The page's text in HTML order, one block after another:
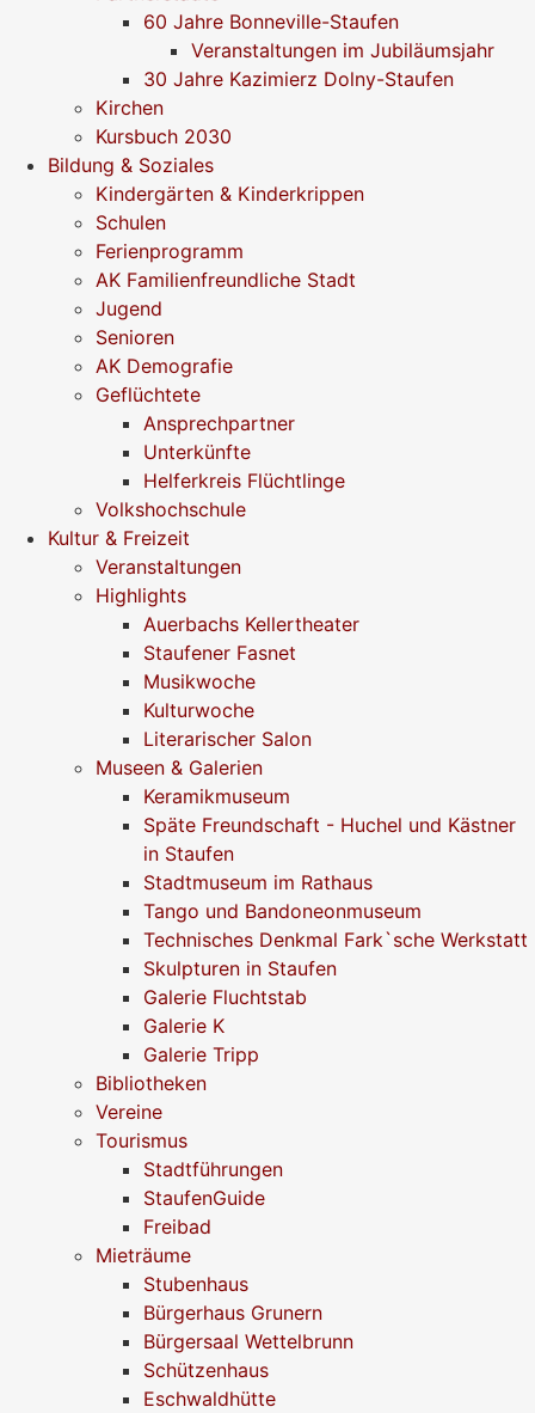
60 Jahre Bonneville-Staufen
Veranstaltungen im Jubiläumsjahr
30 Jahre Kazimierz Dolny-Staufen
Kirchen
Kursbuch 2030
Bildung & Soziales
Kindergärten & Kinderkrippen
Schulen
Ferienprogramm
AK Familienfreundliche Stadt
Jugend
Senioren
AK Demografie
Geflüchtete
Ansprechpartner
Unterkünfte
Helferkreis Flüchtlinge
Volkshochschule
Kultur & Freizeit
Veranstaltungen
Highlights
Auerbachs Kellertheater
Staufener Fasnet
Musikwoche
Kulturwoche
Literarischer Salon
Museen & Galerien
Keramikmuseum
Späte Freundschaft - Huchel und Kästner
in Staufen
Stadtmuseum im Rathaus
Tango und Bandoneonmuseum
Technisches Denkmal Fark`sche Werkstatt
Skulpturen in Staufen
Galerie Fluchtstab
Galerie K
Galerie Tripp
Bibliotheken
Vereine
Tourismus
Stadtführungen
StaufenGuide
Freibad
Mieträume
Stubenhaus
Bürgerhaus Grunern
Bürgersaal Wettelbrunn
Schützenhaus
Eschwaldhütte